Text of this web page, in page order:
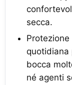
secca.
quotidiana
bocca
né agenti